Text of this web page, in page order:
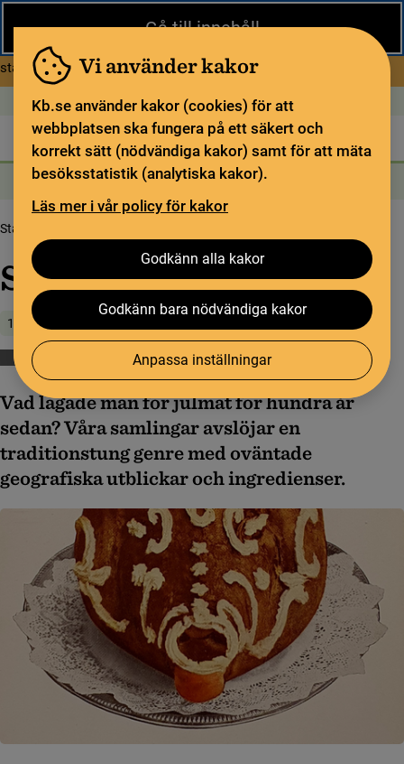
Gå till innehåll
Under sommaren har KB begränsad service och särskilda
öppettider. Vissa veckor är en del funktioner och samlingar
stängda.Läs mer om Begränsad service i sommar
Vi använder kakor
Kb.se använder kakor (cookies) för att
webbplatsen ska fungera på ett säkert och
korrekt sätt (nödvändiga kakor) samt för att mäta
besöksstatistik (analytiska kakor).
Läs mer i vår policy för kakor
Godkänn alla kakor
Godkänn bara nödvändiga kakor
Anpassa inställningar
Öppet idag: 9–17In English
Biblioteket För bibliotekssektorn Pliktleverans och ISBN
Sök Sök
Söktjänster
Startsida
Sekelgammal julmat
19 december 2019
Böcker
Vad lagade man för julmat för hundra år
sedan? Våra samlingar avslöjar en
traditionstung genre med oväntade
geografiska utblickar och ingredienser.